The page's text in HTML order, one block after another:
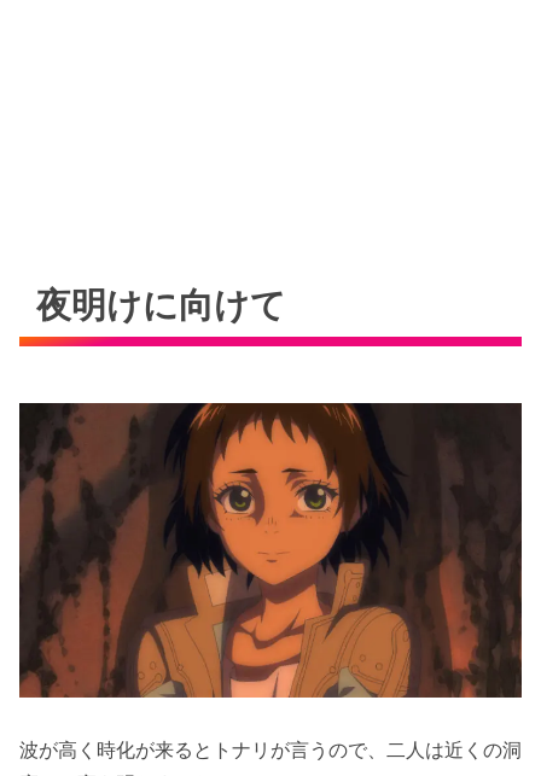
夜明けに向けて
波が高く時化が来るとトナリが言うので、二人は近くの洞